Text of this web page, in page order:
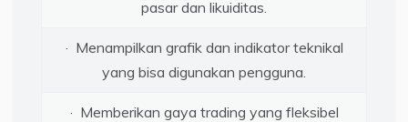
pasar dan likuiditas.
· Menampilkan grafik dan indikator teknikal
yang bisa digunakan pengguna.
· Memberikan gaya trading yang fleksibel